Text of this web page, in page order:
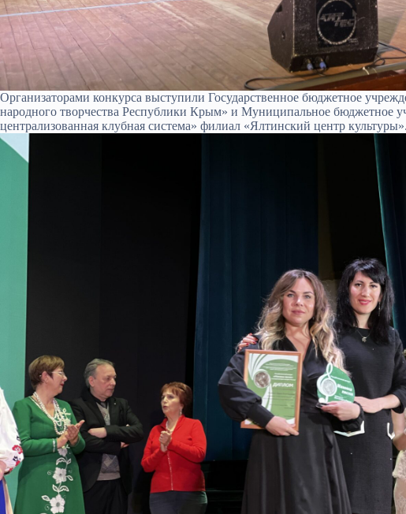
Организаторами конкурса выступили Государственное бюджетное
народного творчества Республики Крым» и Муниципальное бюджетное
централизованная клубная система» филиал «Ялтинский центр культуры».